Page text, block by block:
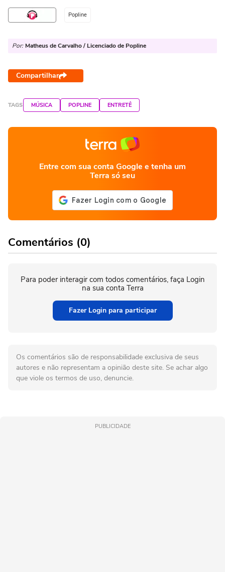
Popline
Por: Matheus de Carvalho / Licenciado de Popline
Compartilhar
TAGS MÚSICA POPLINE ENTRETÊ
Entre com sua conta Google e tenha um
Terra só seu
Comentários (0)
Para poder interagir com todos comentários, faça Login
na sua conta Terra
Fazer Login para participar
Os comentários são de responsabilidade exclusiva de seus
autores e não representam a opinião deste site. Se achar algo
que viole os termos de uso, denuncie.
PUBLICIDADE